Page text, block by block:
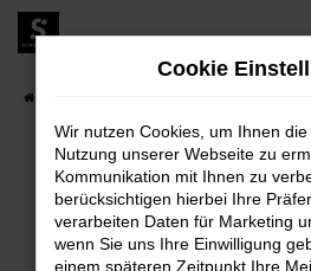
Zum
Hauptinhalt
FEHLER:
Beim Laden ist ein Fehler
Cookie
Wir nutzen Cookies, um Ihnen
Nutzung unserer Webseite zu
Kommunikation mit Ihnen zu
berücksichtigen hierbei Ihre
verarbeiten Daten für Marketing
wenn Sie uns Ihre Einwilligung
einem späteren Zeitpunkt Ihre